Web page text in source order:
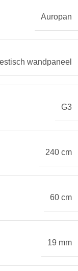
Auropan
wandpaneel
G3
240 cm
60 cm
19 mm